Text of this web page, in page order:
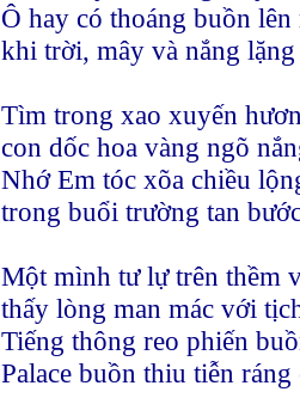
Ô hay có thoáng buồn lên
khi trời, mây và nắng
Tìm trong xao xuyến
con dốc hoa vàng ngõ
Nhớ Em tóc xõa chiều
trong buổi trường tan
Một mình tư lự trên thềm
thấy lòng man mác với
Tiếng thông reo phiến
Palace buồn thiu tiễn ráng